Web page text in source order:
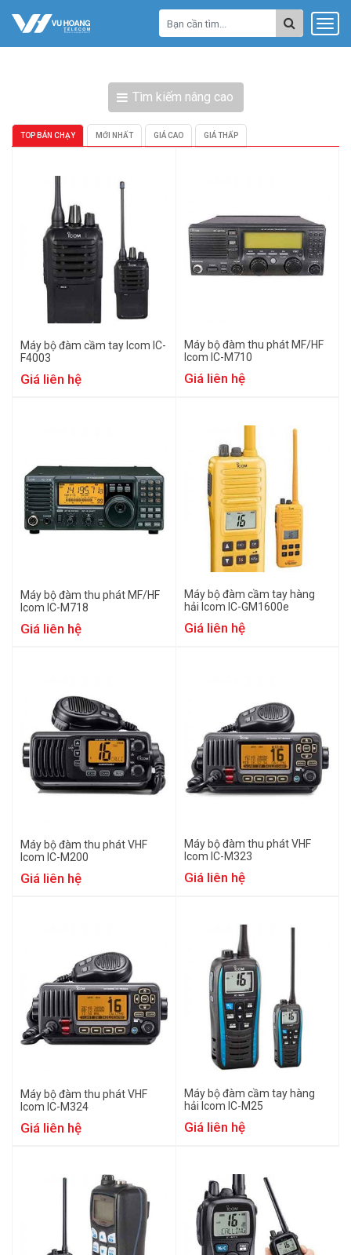
Tìm kiếm nâng cao
TOP BÁN CHẠY MỚI NHẤT GIÁ CAO GIÁ THẤP
Máy bộ đàm cầm tay Icom IC-
F4003
Giá liên hệ
Máy bộ đàm thu phát MF/HF
Icom IC-M710
Giá liên hệ
Máy bộ đàm thu phát MF/HF
Icom IC-M718
Giá liên hệ
Máy bộ đàm cầm tay hàng
hải Icom IC-GM1600e
Giá liên hệ
Máy bộ đàm thu phát VHF
Icom IC-M200
Giá liên hệ
Máy bộ đàm thu phát VHF
Icom IC-M323
Giá liên hệ
Máy bộ đàm thu phát VHF
Icom IC-M324
Giá liên hệ
Máy bộ đàm cầm tay hàng
hải Icom IC-M25
Giá liên hệ